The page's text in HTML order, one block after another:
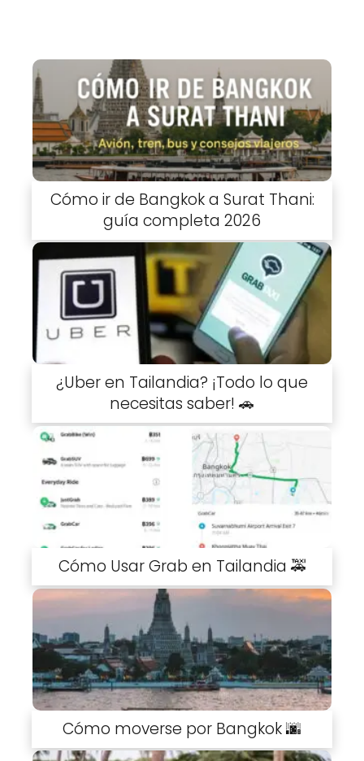
Cómo ir de Bangkok a Surat Thani:
guía completa 2026
¿Uber en Tailandia? ¡Todo lo que
necesitas saber! 🚗
Cómo Usar Grab en Tailandia 🚕
Cómo moverse por Bangkok 🌆